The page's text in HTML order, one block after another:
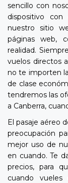
sencillo con
dispositivo
nuestro sitio
páginas web,
realidad.
vuelos directos
no te importen
de clase
tendremos las
a Canberra,
El pasaje aéreo
preocupación
mejor uso de
en cuando. Te
precios, para
cuando vueles